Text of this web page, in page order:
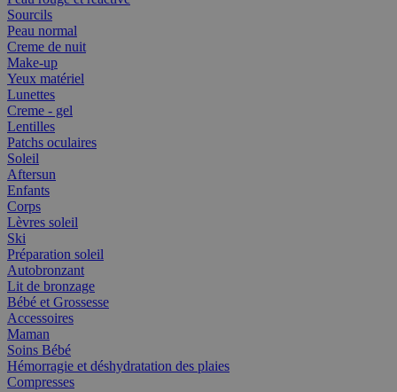
Sourcils
Peau normal
Creme de nuit
Make-up
Yeux matériel
Lunettes
Creme - gel
Lentilles
Patchs oculaires
Soleil
Aftersun
Enfants
Corps
Lèvres soleil
Ski
Préparation soleil
Autobronzant
Lit de bronzage
Bébé et Grossesse
Accessoires
Maman
Soins Bébé
Hémorragie et déshydratation des plaies
Compresses